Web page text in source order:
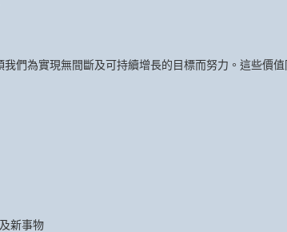
們為實現無間斷及可持續增長的目標而努力。這些價
新事物